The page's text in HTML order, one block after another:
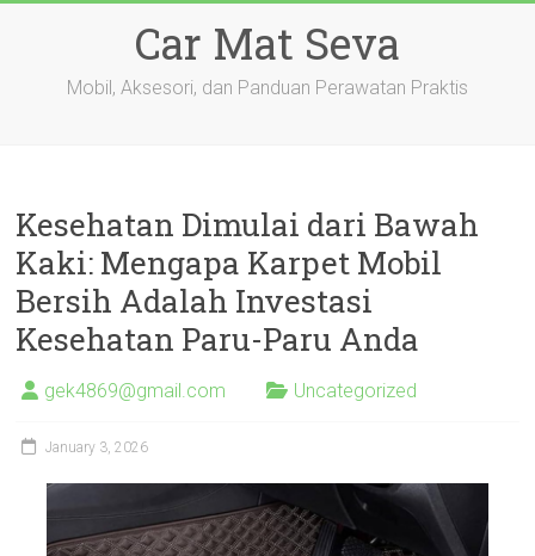
Car Mat Seva
Mobil, Aksesori, dan Panduan Perawatan Praktis
Kesehatan Dimulai dari Bawah
Kaki: Mengapa Karpet Mobil
Bersih Adalah Investasi
Kesehatan Paru-Paru Anda
gek4869@gmail.com Uncategorized
January 3, 2026